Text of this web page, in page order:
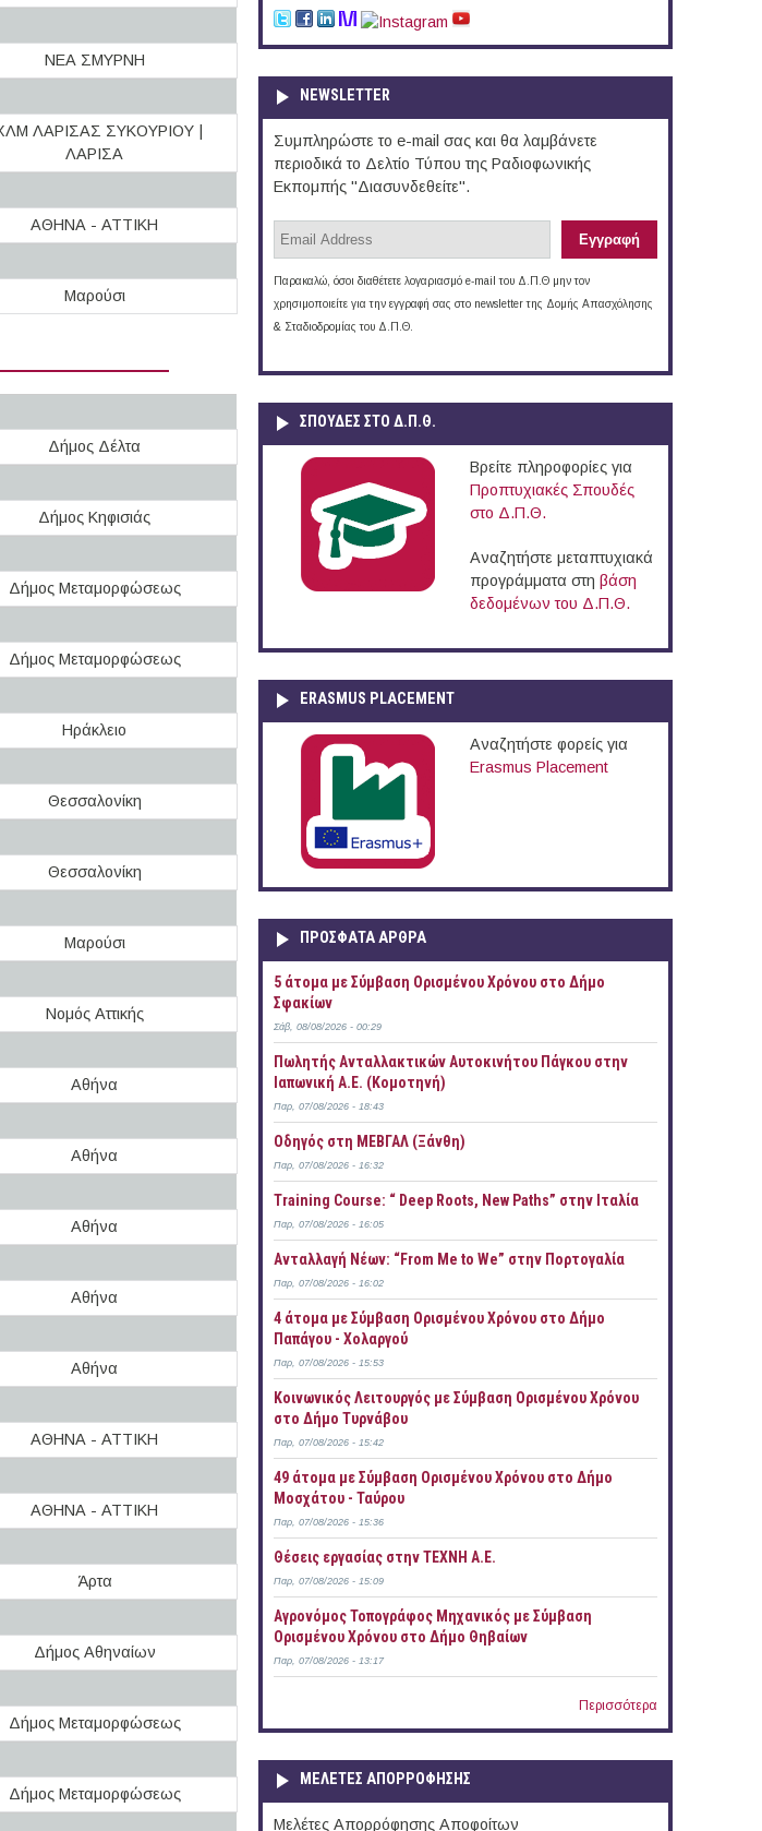
ΝΕΑ ΣΜΥΡΝΗ
ΛΑΡΙΣΑΣ ΣΥΚΟΥΡΙΟΥ |
ΛΑΡΙΣΑ
ΑΘΗΝΑ - ΑΤΤΙΚΗ
Μαρούσι
Δήμος Δέλτα
Δήμος Κηφισιάς
Δήμος Μεταμορφώσεως
Δήμος Μεταμορφώσεως
Ηράκλειο
Θεσσαλονίκη
Θεσσαλονίκη
Μαρούσι
Νομός Αττικής
Αθήνα
Αθήνα
Αθήνα
Αθήνα
Αθήνα
ΑΘΗΝΑ - ΑΤΤΙΚΗ
ΑΘΗΝΑ - ΑΤΤΙΚΗ
Άρτα
Δήμος Αθηναίων
Δήμος Μεταμορφώσεως
Δήμος Μεταμορφώσεως
NEWSLETTER
Συμπληρώστε το e-mail σας και θα λαμβάνετε
περιοδικά το Δελτίο Τύπου της Ραδιοφωνικής
Εκπομπής "Διασυνδεθείτε".
Παρακαλώ, όσοι διαθέτετε λογαριασμό e-mail του Δ.Π.Θ μην τον
χρησιμοποιείτε για την εγγραφή σας στο newsletter της Δομής Απασχόλησης
& Σταδιοδρομίας του Δ.Π.Θ.
ΣΠΟΥΔΈΣ ΣΤΟ Δ.Π.Θ.
Βρείτε πληροφορίες για
Προπτυχιακές Σπουδές
στο Δ.Π.Θ.
Αναζητήστε μεταπτυχιακά
προγράμματα στη βάση
δεδομένων του Δ.Π.Θ.
ERASMUS PLACEMENT
Αναζητήστε φορείς για
Erasmus Placement
ΠΡOΣΦΑΤΑ AΡΘΡΑ
5 άτομα με Σύμβαση Ορισμένου Χρόνου στο Δήμο
Σφακίων
Σάβ, 08/08/2026 - 00:29
Πωλητής Ανταλλακτικών Αυτοκινήτου Πάγκου στην
Ιαπωνική Α.Ε. (Κομοτηνή)
Παρ, 07/08/2026 - 18:43
Οδηγός στη ΜΕΒΓΑΛ (Ξάνθη)
Παρ, 07/08/2026 - 16:32
Training Course: “ Deep Roots, New Paths” στην Ιταλία
Παρ, 07/08/2026 - 16:05
Ανταλλαγή Νέων: “From Me to We” στην Πορτογαλία
Παρ, 07/08/2026 - 16:02
4 άτομα με Σύμβαση Ορισμένου Χρόνου στο Δήμο
Παπάγου - Χολαργού
Παρ, 07/08/2026 - 15:53
Κοινωνικός Λειτουργός με Σύμβαση Ορισμένου Χρόνου
στο Δήμο Τυρνάβου
Παρ, 07/08/2026 - 15:42
49 άτομα με Σύμβαση Ορισμένου Χρόνου στο Δήμο
Μοσχάτου - Ταύρου
Παρ, 07/08/2026 - 15:36
Θέσεις εργασίας στην ΤΕΧΝΗ Α.Ε.
Παρ, 07/08/2026 - 15:09
Αγρονόμος Τοπογράφος Μηχανικός με Σύμβαση
Ορισμένου Χρόνου στο Δήμο Θηβαίων
Παρ, 07/08/2026 - 13:17
Περισσότερα
ΜΕΛΕΤΕΣ ΑΠΟΡΡΟΦΗΣΗΣ
Μελέτες Απορρόφησης Αποφοίτων